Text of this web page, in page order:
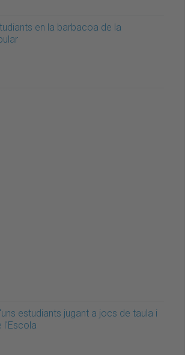
en la barbacoa de la
estudiants jugant a jocs de taula i
l'Escola